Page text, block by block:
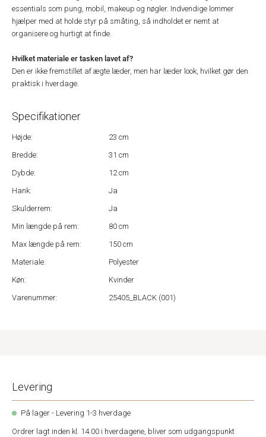
essentials som pung, mobil, makeup og nøgler. Indvendige lommer
hjælper med at holde styr på småting, så indholdet er nemt at
organisere og hurtigt at finde.
Hvilket materiale er tasken lavet af?
Den er ikke fremstillet af ægte læder, men har læder look, hvilket gør den
praktisk i hverdage. ​
Specifikationer
Højde:
23 cm
Bredde:
31 cm
Dybde:
12 cm
Hank:
Ja
Skulderrem:
Ja
Min længde på rem:
80 cm
Max længde på rem:
150 cm
Materiale:
Polyester
Køn:
Kvinder
Varenummer:
25405_BLACK (001)
Levering
På lager - Levering 1-3 hverdage
Ordrer lagt inden kl. 14.00 i hverdagene, bliver som udgangspunkt